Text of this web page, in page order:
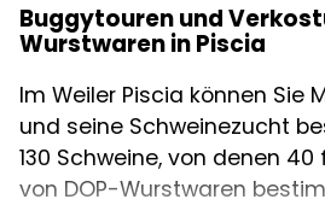
Buggytouren und
Wurstwaren in Piscia
Im Weiler Piscia können Sie
und seine Schweinezucht
130 Schweine, von denen
von DOP-Wurstwaren